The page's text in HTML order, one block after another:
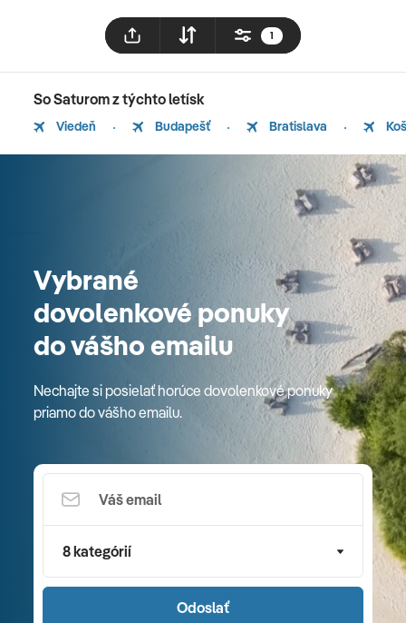
1
So Saturom z týchto letísk
Viedeň Budapešť Bratislava
Vybrané
dovolenkové ponuky
do vášho emailu
Nechajte si posielať horúce dovolenkové ponuky
priamo do vášho emailu.
8 kategórií
Odoslať